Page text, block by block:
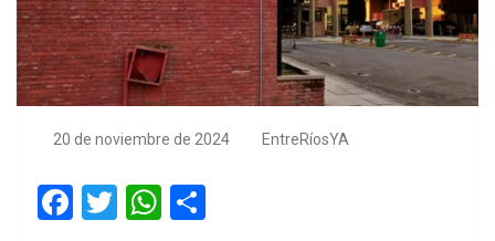
20 de noviembre de 2024 EntreRíosYA
F
T
W